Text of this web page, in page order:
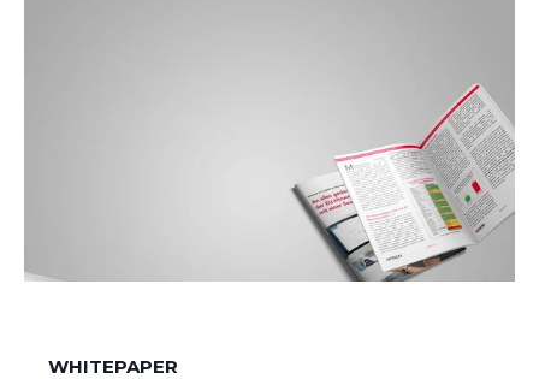
WHITEPAPER